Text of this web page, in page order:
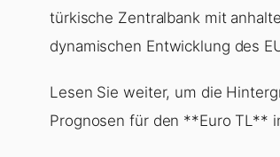
türkische Zentralbank mit
dynamischen Entwicklung des
Lesen Sie weiter, um die
Prognosen für den **Euro TL**